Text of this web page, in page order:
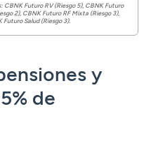
CBNK Futuro RV (Riesgo 5), CBNK Futuro
2), CBNK Futuro RF Mixta (Riesgo 3),
Salud (Riesgo 3).
y
de